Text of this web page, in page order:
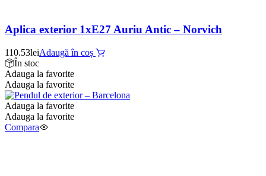
Aplica exterior 1xE27 Auriu Antic – Norvich
110.53leiAdaugă în coș
În stoc
Adauga la favorite
Adauga la favorite
Adauga la favorite
Adauga la favorite
Compara